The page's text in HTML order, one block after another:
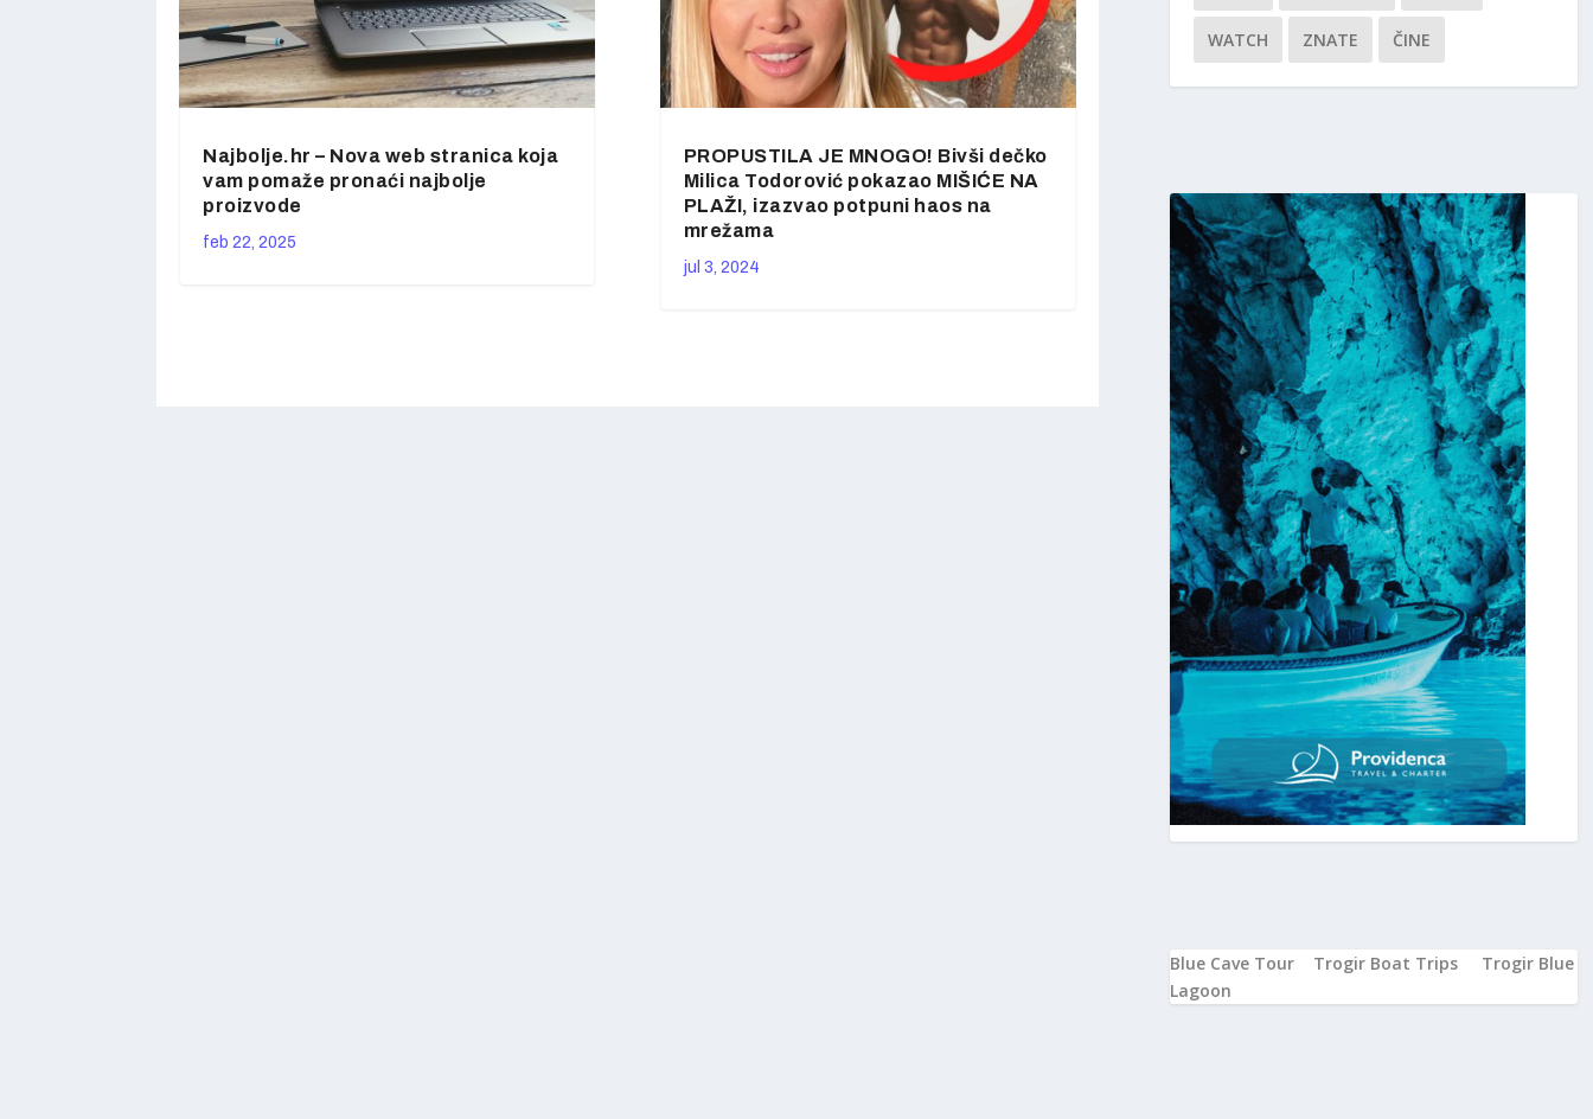
Najbolje.hr – Nova web stranica koja
vam pomaže pronaći najbolje
proizvode
feb 22, 2025
PROPUSTILA JE MNOGO! Bivši dečko
Milica Todorović pokazao MIŠIĆE NA
PLAŽI, izazvao potpuni haos na
mrežama
jul 3, 2024
WATCH ZNATE ČINE
Blue Cave Tour Trogir Boat Trips
Trogir Blue
Lagoon